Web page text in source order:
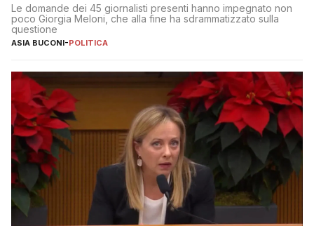
Le domande dei 45 giornalisti presenti hanno impegnato non
poco Giorgia Meloni, che alla fine ha sdrammatizzato sulla
questione
ASIA BUCONI-POLITICA